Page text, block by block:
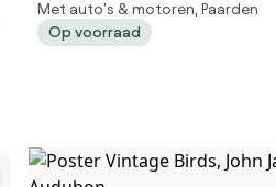
Met auto's & motoren, Paarden
Op voorraad